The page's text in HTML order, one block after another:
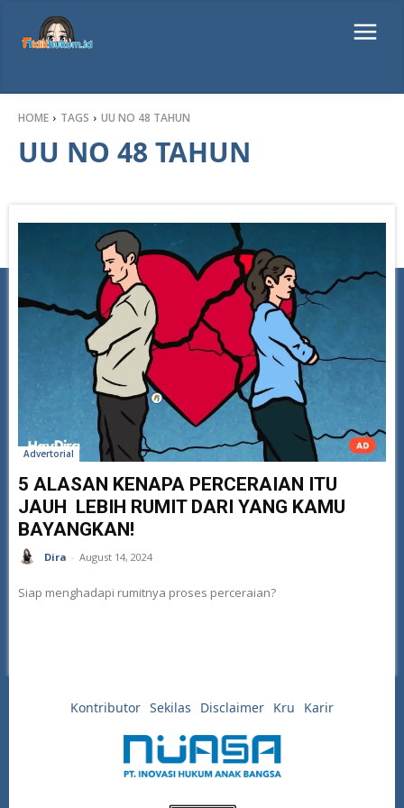
HOME TAGS UU NO 48 TAHUN
UU NO 48 TAHUN
Advertorial
5 ALASAN KENAPA PERCERAIAN ITU
JAUH LEBIH RUMIT DARI YANG KAMU
BAYANGKAN!
Dira - August 14, 2024
Siap menghadapi rumitnya proses perceraian?
Kontributor Sekilas Disclaimer Kru Karir